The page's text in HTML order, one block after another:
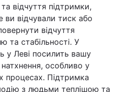
відчуття підтримки,
відчували тиск або
відчуття
та стабільності. У
у Леві посилить вашу
натхнення, особливо у
процесах. Підтримка
з людьми теплішою та